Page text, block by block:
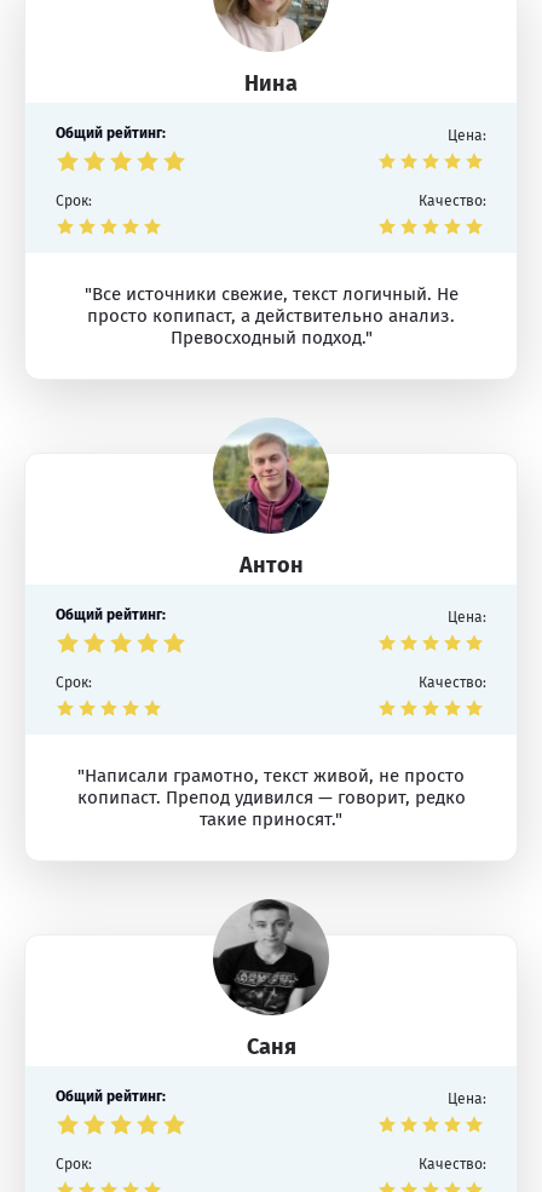
Нина
Общий рейтинг: Цена:
Срок: Качество:
"Все источники свежие, текст логичный. Не
просто копипаст, а действительно анализ.
Превосходный подход."
Антон
Общий рейтинг: Цена:
Срок: Качество:
"Написали грамотно, текст живой, не просто
копипаст. Препод удивился — говорит, редко
такие приносят."
Саня
Общий рейтинг: Цена:
Срок: Качество: